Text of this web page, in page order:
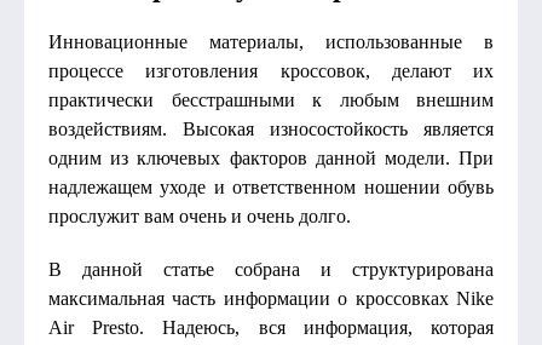
Инновационные материалы, использованные в
процессе изготовления кроссовок, делают их
практически бесстрашными к любым внешним
воздействиям. Высокая износостойкость является
одним из ключевых факторов данной модели. При
надлежащем уходе и ответственном ношении обувь
прослужит вам очень и очень долго.
В данной статье собрана и структурирована
максимальная часть информации о кроссовках Nike
Air Presto. Надеюсь, вся информация, которая